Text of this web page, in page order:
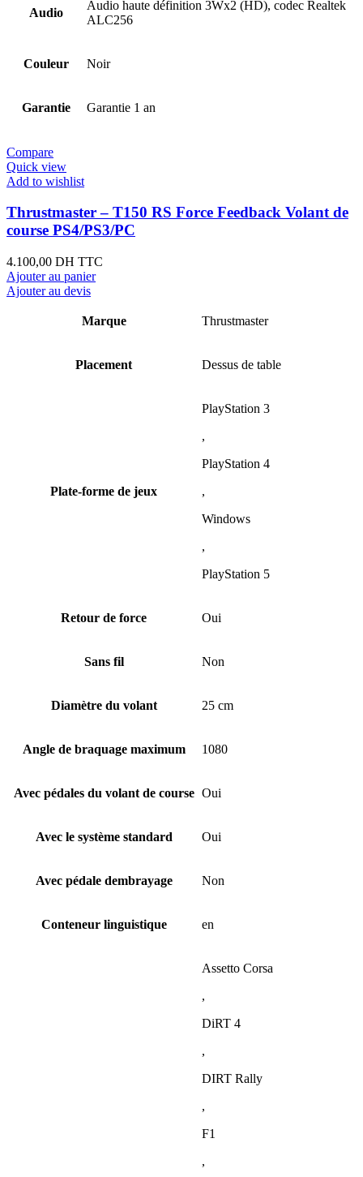
Audio
Audio haute définition 3Wx2 (HD), codec Realtek
ALC256
Couleur Noir
Garantie Garantie 1 an
Compare
Quick view
Add to wishlist
Thrustmaster – T150 RS Force Feedback Volant de
course PS4/PS3/PC
4.100,00 DH TTC
Ajouter au panier
Ajouter au devis
Marque Thrustmaster
Placement Dessus de table
Plate-forme de jeux
PlayStation 3
,
PlayStation 4
,
Windows
,
PlayStation 5
Retour de force Oui
Sans fil Non
Diamètre du volant 25 cm
Angle de braquage maximum 1080
Avec pédales du volant de course Oui
Avec le système standard Oui
Avec pédale dembrayage Non
Conteneur linguistique en
Assetto Corsa
,
DiRT 4
,
DIRT Rally
,
F1
,